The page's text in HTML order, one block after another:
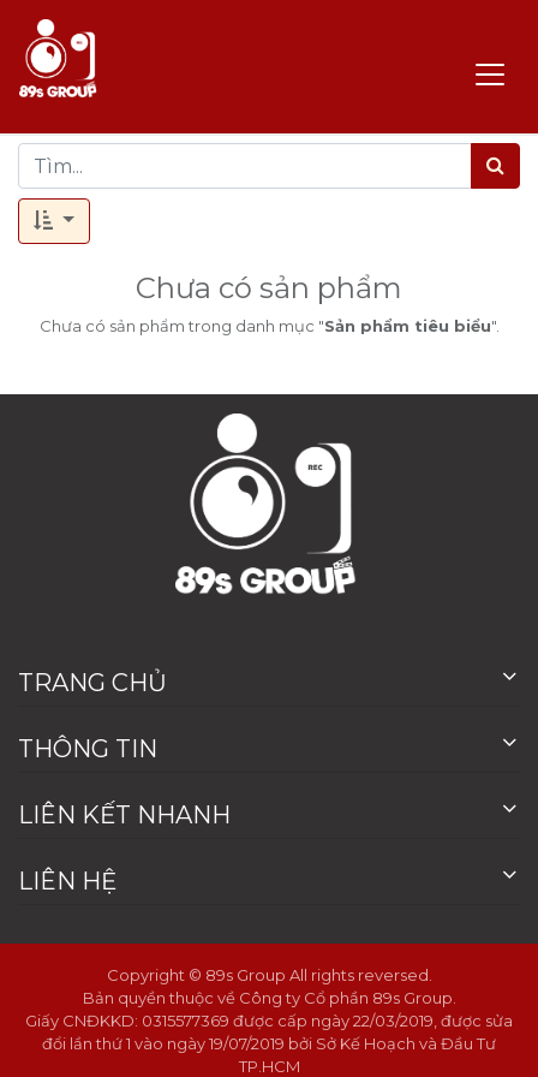
Chưa có sản phẩm
Chưa có sản phẩm trong danh mục "Sản phẩm tiêu biểu".
TRANG CHỦ
THÔNG TIN
LIÊN KẾT NHANH
LIÊN HỆ
Copyright © 89s Group All rights reversed.
Bản quyền thuộc về Công ty Cổ phần 89s Group.
Giấy CNĐKKD: 0315577369 được cấp ngày 22/03/2019, được sửa
đổi lần thứ 1 vào ngày 19/07/2019 bởi Sở Kế Hoạch và Đầu Tư
TP.HCM